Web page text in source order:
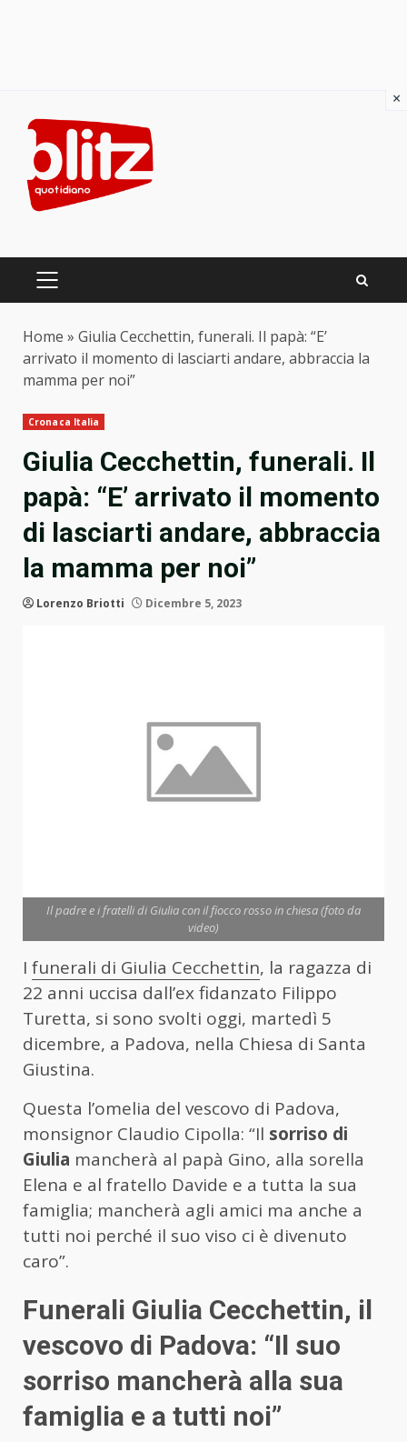
content
PRIMARY
Home » Giulia Cecchettin, funerali. Il papà: “E’
arrivato il momento di lasciarti andare, abbraccia la
mamma per noi”
Cronaca Italia
Giulia Cecchettin, funerali. Il
papà: “E’ arrivato il momento
di lasciarti andare, abbraccia
la mamma per noi”
Lorenzo Briotti Dicembre 5, 2023
Il padre e i fratelli di Giulia con il fiocco rosso in chiesa (foto da
video)
I funerali di Giulia Cecchettin, la ragazza di
22 anni uccisa dall’ex fidanzato Filippo
Turetta, si sono svolti oggi, martedì 5
dicembre, a Padova, nella Chiesa di Santa
Giustina.
Questa l’omelia del vescovo di Padova,
monsignor Claudio Cipolla: “Il sorriso di
Giulia mancherà al papà Gino, alla sorella
Elena e al fratello Davide e a tutta la sua
famiglia; mancherà agli amici ma anche a
tutti noi perché il suo viso ci è divenuto
caro”.
Funerali Giulia Cecchettin, il
vescovo di Padova: “Il suo
sorriso mancherà alla sua
famiglia e a tutti noi”
×